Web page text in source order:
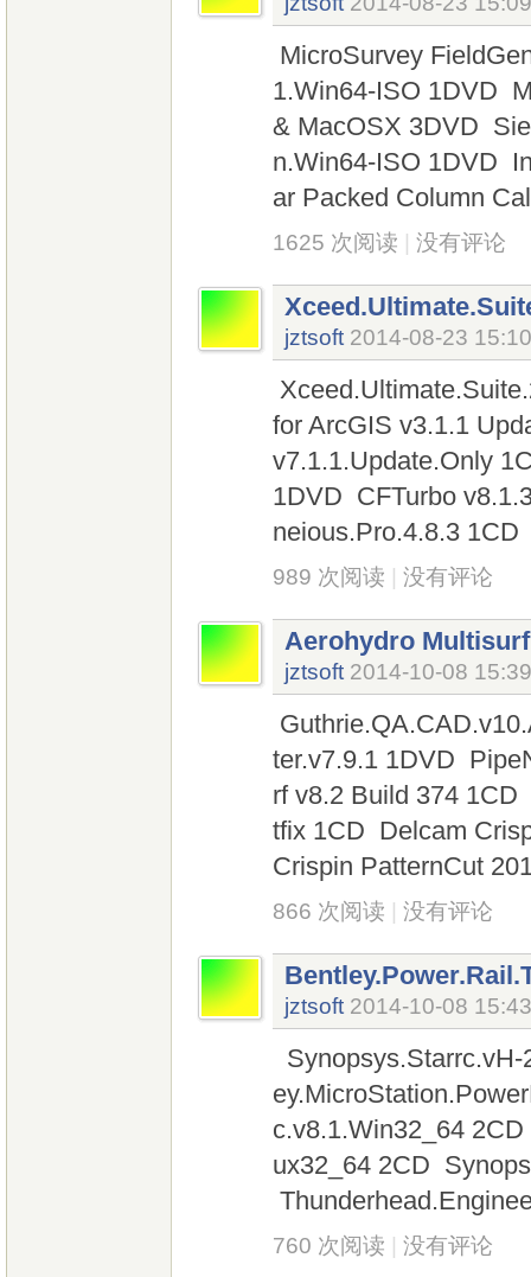
MicroSurvey
1.Win64-ISO 1DVD
& MacOSX 3DVD
n.Win64-ISO 1DVD
ar Packed Column
1625 次阅读 没有评论
jztsoft 2014-08-23 15:10
for ArcGIS v3.1.1
v7.1.1.Update.Only
1DVD CFTurbo
neious.Pro.4.8.3 1CD
989 次阅读 没有评论
Aerohydro
jztsoft 2014-10-08 15:39
ter.v7.9.1 1DVD
rf v8.2 Build 374
tfix 1CD Delcam
Crispin PatternCut
866 次阅读 没有评论
jztsoft 2014-10-08 15:43
c.v8.1.Win32_64
ux32_64 2CD
760 次阅读 没有评论